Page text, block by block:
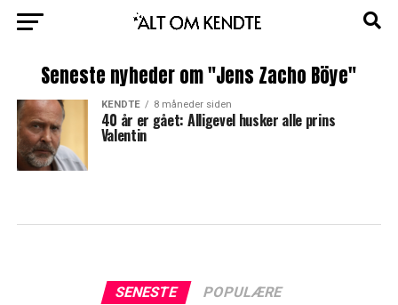
Seneste nyheder om "Jens Zacho Böye"
KENDTE 8 måneder siden
40 år er gået: Alligevel husker alle prins
Valentin
SENESTE POPULÆRE